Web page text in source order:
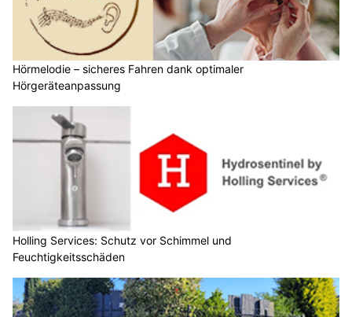
Hörmelodie – sicheres Fahren dank optimaler
Hörgeräteanpassung
Holling Services: Schutz vor Schimmel und
Feuchtigkeitsschäden